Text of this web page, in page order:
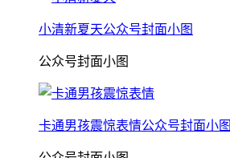
小清新夏天公众号封面小图
公众号封面小图
卡通男孩震惊表情公众号封面小图